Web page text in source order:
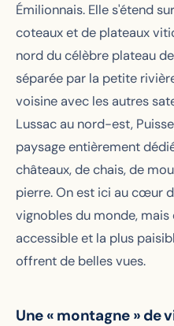
Émilionnais. Elle s'étend
coteaux et de plateaux
nord du célèbre plateau
séparée par la petite
voisine avec les autres
Lussac au nord-est,
paysage entièrement
châteaux, de chais, de
pierre. On est ici au cœur
vignobles du monde,
accessible et la plus
offrent de belles vues.
Une « montagne » de